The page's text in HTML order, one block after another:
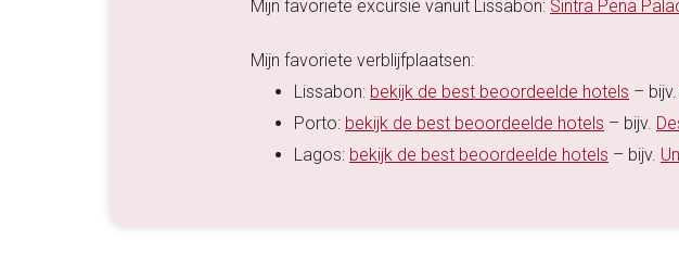
Mijn favoriete excursie vanuit Lissabon: Sintra Pena
Mijn favoriete verblijfplaatsen:
Lissabon: bekijk de best beoordeelde hotels – bijv.
Porto: bekijk de best beoordeelde hotels – bijv.
Lagos: bekijk de best beoordeelde hotels – bijv.